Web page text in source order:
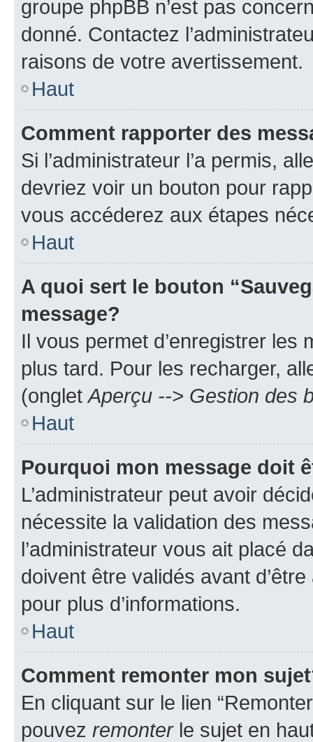
groupe phpBB n’est pas
donné. Contactez
raisons de votre avertissement.
Haut
Comment rapporter des
Si l’administrateur l’a permis,
devriez voir un bouton pour
vous accéderez aux étapes
Haut
A quoi sert le bouton
message?
Il vous permet d’enregistrer
plus tard. Pour les recharger,
(onglet Aperçu --> Gestion des
Haut
Pourquoi mon message doit
L’administrateur peut avoir
nécessite la validation des
l’administrateur vous ait placé
doivent être validés avant
pour plus d’informations.
Haut
Comment remonter mon
En cliquant sur le lien
pouvez remonterle sujet en